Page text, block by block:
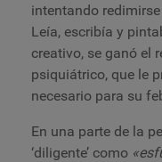
intentando
Leía, escribía y
creativo, se ganó el
psiquiátrico, que le
necesario para su
En una parte de la
‘diligente’ como